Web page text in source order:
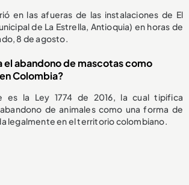
en las afueras de las instalaciones de El
de La Estrella, Antioquia) en horas de
8 de agosto.
el abandono de mascotas como
Colombia?
es la Ley 1774 de 2016, la cual tipifica
de animales como una forma de
legalmente en el territorio colombiano.